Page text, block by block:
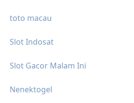
toto macau
Slot Indosat
Slot Gacor Malam Ini
Nenektogel